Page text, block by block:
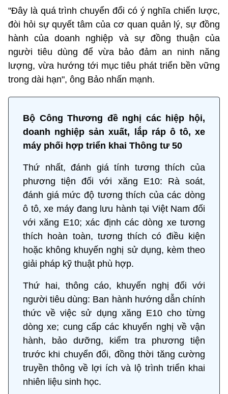
"Đây là quá trình chuyển đổi có ý nghĩa chiến lược,
đòi hỏi sự quyết tâm của cơ quan quản lý, sự đồng
hành của doanh nghiệp và sự đồng thuận của
người tiêu dùng để vừa bảo đảm an ninh năng
lượng, vừa hướng tới mục tiêu phát triển bền vững
trong dài hạn", ông Bảo nhấn mạnh.
Bộ Công Thương đề nghị các hiệp hội,
doanh nghiệp sản xuất, lắp ráp ô tô, xe
máy phối hợp triển khai Thông tư 50
Thứ nhất, đánh giá tính tương thích của
phương tiện đối với xăng E10: Rà soát,
đánh giá mức độ tương thích của các dòng
ô tô, xe máy đang lưu hành tại Việt Nam đối
với xăng E10; xác định các dòng xe tương
thích hoàn toàn, tương thích có điều kiện
hoặc không khuyến nghị sử dụng, kèm theo
giải pháp kỹ thuật phù hợp.
Thứ hai, thông cáo, khuyến nghị đối với
người tiêu dùng: Ban hành hướng dẫn chính
thức về việc sử dụng xăng E10 cho từng
dòng xe; cung cấp các khuyến nghị về vận
hành, bảo dưỡng, kiểm tra phương tiện
trước khi chuyển đổi, đồng thời tăng cường
truyền thông về lợi ích và lộ trình triển khai
nhiên liệu sinh học.